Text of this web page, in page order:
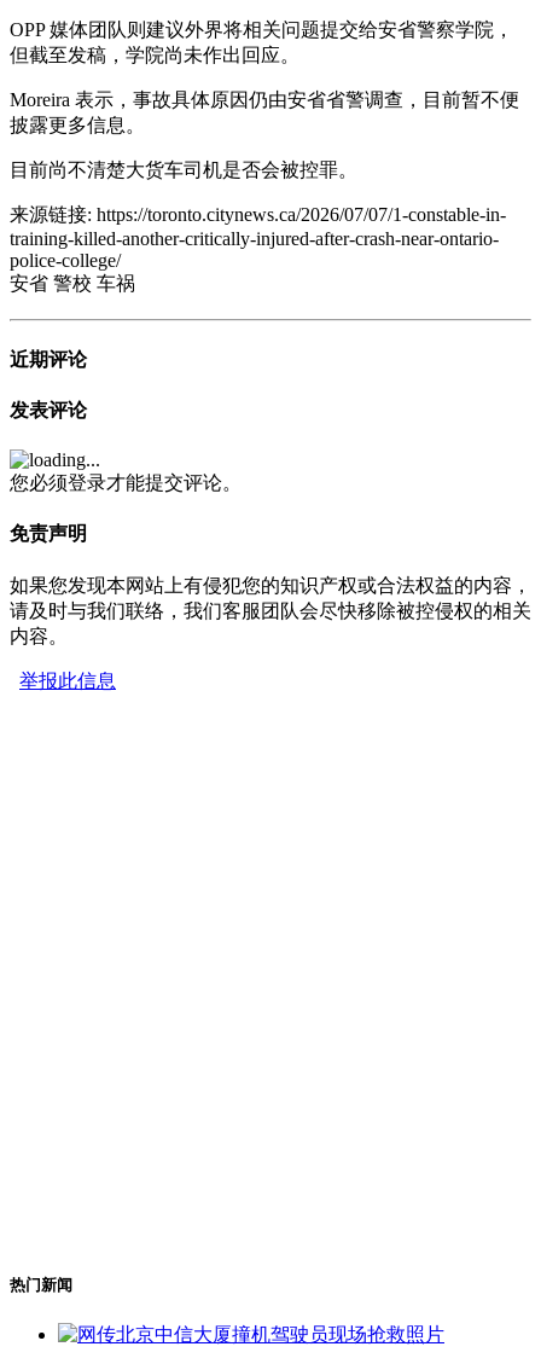
OPP 媒体团队则建议外界将相关问题提交给安省警察学院，
但截至发稿，学院尚未作出回应。
Moreira 表示，事故具体原因仍由安省省警调查，目前暂不便
披露更多信息。
目前尚不清楚大货车司机是否会被控罪。
来源链接: https://toronto.citynews.ca/2026/07/07/1-constable-in-
training-killed-another-critically-injured-after-crash-near-ontario-
police-college/
安省 警校 车祸
近期评论
发表评论
您必须登录才能提交评论。
免责声明
如果您发现本网站上有侵犯您的知识产权或合法权益的内容，
请及时与我们联络，我们客服团队会尽快移除被控侵权的相关
内容。
举报此信息
热门新闻